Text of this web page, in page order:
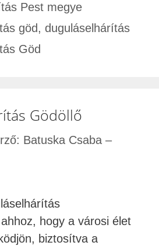
Pest megye
göd, duguláselhárítás
Göd
Gödöllő
Batuska Csaba –
hogy a városi élet
biztosítva a